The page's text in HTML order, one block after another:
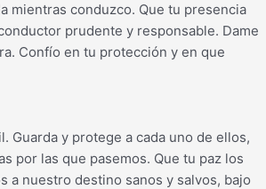
mientras conduzco. Que tu presencia
prudente y responsable. Dame
Confío en tu protección y en que
Guarda y protege a cada uno de ellos,
por las que pasemos. Que tu paz los
a nuestro destino sanos y salvos, bajo